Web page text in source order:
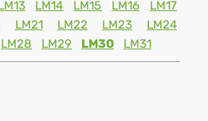
LM14 LM15 LM16
LM17
LM21 LM22 LM23
LM24
LM28 LM29 LM30 LM31